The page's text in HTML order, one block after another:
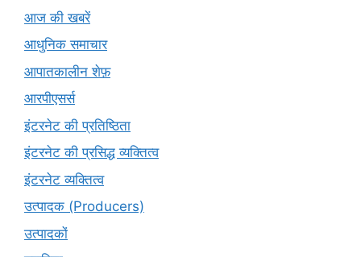
आज की खबरें
आधुनिक समाचार
आपातकालीन शेफ़
आरपीएसर्स
इंटरनेट की प्रतिष्ठिता
इंटरनेट की प्रसिद्ध व्यक्तित्व
इंटरनेट व्यक्तित्व
उत्पादक (Producers)
उत्पादकों